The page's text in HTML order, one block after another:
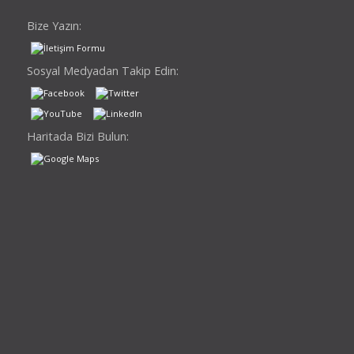
Bize Yazın:
Sosyal Medyadan Takip Edin:
Haritada Bizi Bulun: